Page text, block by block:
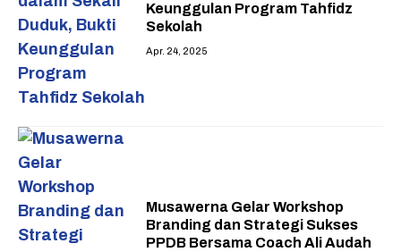
Keunggulan Program Tahfidz
Sekolah
Apr. 24, 2025
Musawerna Gelar Workshop
Branding dan Strategi Sukses
PPDB Bersama Coach Ali Audah